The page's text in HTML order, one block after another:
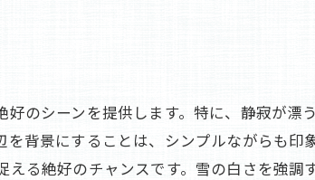
にする写真撮影術
にする写真の撮り方
のシーンを提供します。特に、静寂が漂
背景にすることは、シンプルながらも印
る絶好のチャンスです。雪の白さを強調